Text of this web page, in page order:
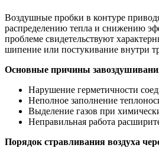
Воздушные пробки в контуре
распределению тепла и снижению
проблеме свидетельствуют
шипение или постукивание внутри
Основные причины
Нарушение герметичности
Неполное заполнение
Выделение газов при
Неправильная работа
Порядок стравливания воздуха